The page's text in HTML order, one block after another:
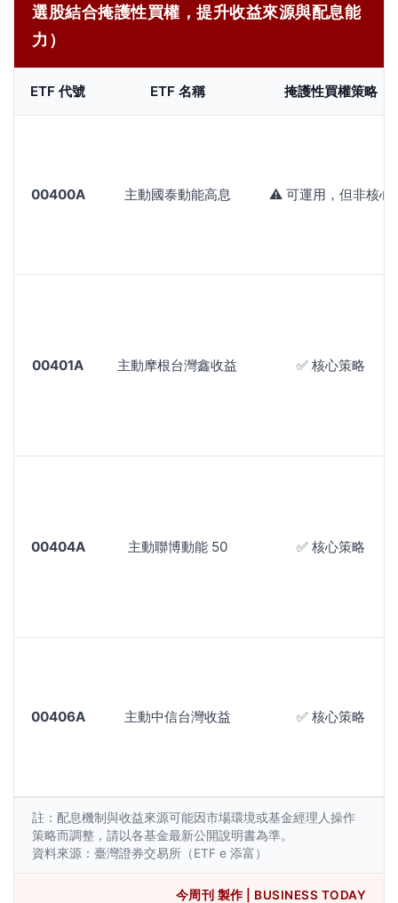
選股結合掩護性買權，提升收益來源與配息能
力）
ETF 代號 ETF 名稱 掩護性買權策略
00400A 主動國泰動能高息 ⚠️ 可運用，但非核心
00401A 主動摩根台灣鑫收益 ✅ 核心策略
00404A 主動聯博動能 50 ✅ 核心策略
00406A 主動中信台灣收益 ✅ 核心策略
註：配息機制與收益來源可能因市場環境或基金經理人操作
策略而調整，請以各基金最新公開說明書為準。
資料來源：臺灣證券交易所（ETF e 添富）
今周刊 製作 | BUSINESS TODAY